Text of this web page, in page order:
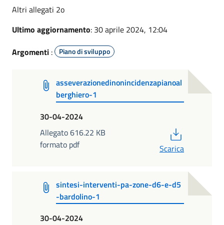
Altri allegati 2o
Ultimo aggiornamento: 30 aprile 2024, 12:04
Argomenti : Piano di sviluppo
asseverazionedinonincidenzapianoal
berghiero-1
30-04-2024
Allegato 616.22 KB
formato pdf
Scarica
sintesi-interventi-pa-zone-d6-e-d5
-bardolino-1
30-04-2024